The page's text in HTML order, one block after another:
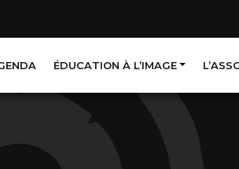
ÉDUCATION À L’IMAGE